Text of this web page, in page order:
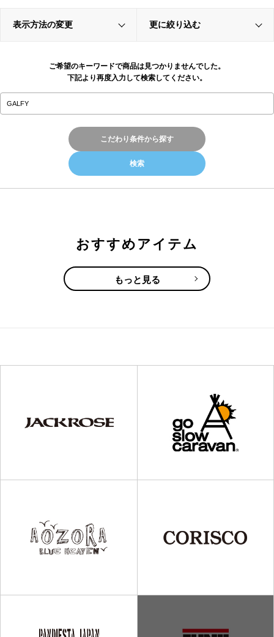
表示方法の変更 更に絞り込む
ご希望のキーワードで商品は見つかりませんでした。
下記より再度入力して検索してください。
こだわり条件から探す
おすすめアイテム
もっと見る